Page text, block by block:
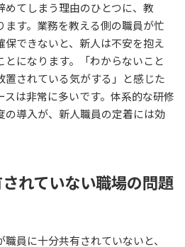
めてしまう理由のひとつに、教
ます。業務を教える側の職員が忙
保できないと、新人は不安を抱え
とになります。「わからないこと
置されている気がする」と感じた
スは非常に多いです。体系的な研修
の導入が、新人職員の定着には効
れていない職場の問題
員に十分共有されていないと、